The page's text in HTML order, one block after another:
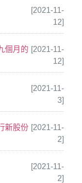
[2021-11-
12]
個月的 [2021-11-
12]
[2021-11-
3]
新股份 [2021-11-
2]
[2021-11-
2]